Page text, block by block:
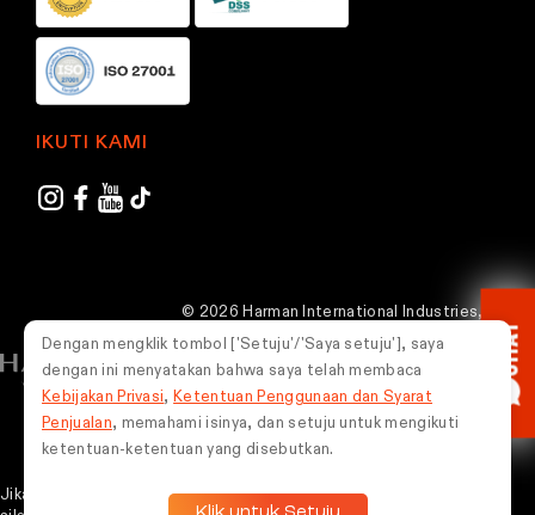
IKUTI KAMI
© 2026 Harman International Industries,
Incorporated. Semua hak dilindungi undang-
undang.
Indonesia
Jika Kamu mengalami masalah dalam menggunakan situs web ini,
Dengan mengklik tombol ['Setuju'/'Saya setuju'], saya
dengan ini menyatakan bahwa saya telah membaca
Kebijakan Privasi, Ketentuan Penggunaan dan Syarat
Penjualan, memahami isinya, dan setuju untuk mengikuti
ketentuan-ketentuan yang disebutkan.
CHAT